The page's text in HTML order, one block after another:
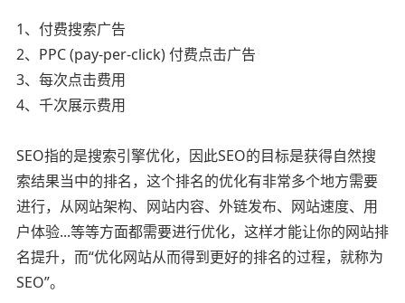
1、付费搜索广告
2、PPC (pay-per-click) 付费点击广告
3、每次点击费用
4、千次展示费用
SEO指的是搜索引擎优化，因此SEO的目标是获得自然搜
索结果当中的排名，这个排名的优化有非常多个地方需要
进行，从网站架构、网站内容、外链发布、网站速度、用
户体验...等等方面都需要进行优化，这样才能让你的网站排
名提升，而“优化网站从而得到更好的排名的过程，就称为
SEO”。